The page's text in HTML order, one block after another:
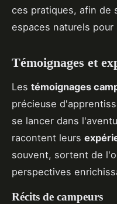
ces pratiques, afin de
espaces naturels
Témoignages et
Les témoignages
précieuse
se lancer dans
racontent leurs
souvent, sortent de
perspectives
Récits de campeurs